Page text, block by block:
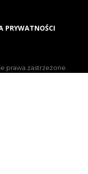
PRYWATNOŚCI
prawa zastrzeżone.